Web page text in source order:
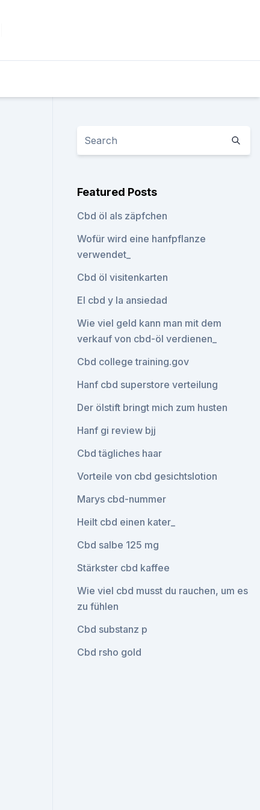
Featured Posts
Cbd öl als zäpfchen
Wofür wird eine hanfpflanze
verwendet_
Cbd öl visitenkarten
El cbd y la ansiedad
Wie viel geld kann man mit dem
verkauf von cbd-öl verdienen_
Cbd college training.gov
Hanf cbd superstore verteilung
Der ölstift bringt mich zum husten
Hanf gi review bjj
Cbd tägliches haar
Vorteile von cbd gesichtslotion
Marys cbd-nummer
Heilt cbd einen kater_
Cbd salbe 125 mg
Stärkster cbd kaffee
Wie viel cbd musst du rauchen, um es
zu fühlen
Cbd substanz p
Cbd rsho gold